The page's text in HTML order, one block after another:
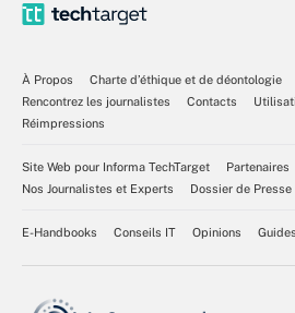
À Propos
Charte d’éthique et de déontologie
Rencontrez les journalistes
Contacts
Réimpressions
Site Web pour Informa TechTarget Partenaires
Nos Journalistes et Experts
Dossier de Presse
E-Handbooks Conseils IT Opinions